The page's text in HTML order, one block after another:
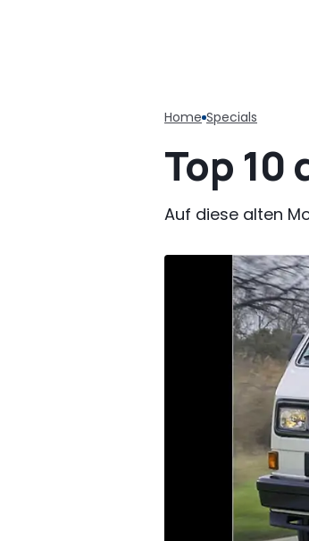
Home Specials
Top
Auf diese alten